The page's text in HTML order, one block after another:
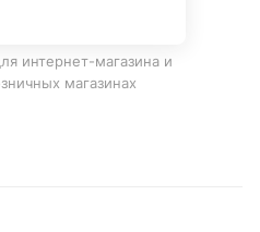
интернет-магазина и
магазинах